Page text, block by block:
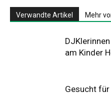
Verwandte Artikel Mehr
am Kinder
Gesucht